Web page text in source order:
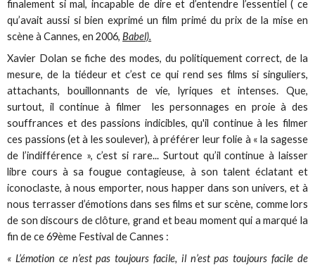
finalement si mal, incapable de dire et d’entendre l’essentiel ( ce
qu’avait aussi si bien exprimé un film primé du prix de la mise en
scène à Cannes, en 2006,Babel).
Xavier Dolan se fiche des modes, du politiquement correct, de la
mesure, de la tiédeur et c’est ce qui rend ses films si singuliers,
attachants, bouillonnants de vie, lyriques et intenses. Que,
surtout, il continue à filmer les personnages en proie à des
souffrances et des passions indicibles, qu'il continue à les filmer
ces passions (et à les soulever), à préférer leur folie à « la sagesse
de l’indifférence », c’est si rare... Surtout qu’il continue à laisser
libre cours à sa fougue contagieuse, à son talent éclatant et
iconoclaste, à nous emporter, nous happer dans son univers, et à
nous terrasser d’émotions dans ses films et sur scène, comme lors
de son discours de clôture, grand et beau moment qui a marqué la
fin de ce 69ème Festival de Cannes :
« L’émotion ce n’est pas toujours facile, il n’est pas toujours facile de